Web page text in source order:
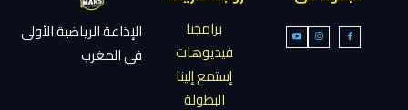
برامجنا
فيديوهات
إستمع إلينا
البطولة
الإذاعة الرياضية الأولى
في المغرب